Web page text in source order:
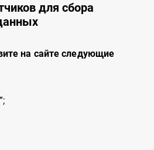
для сбора
на сайте следующие